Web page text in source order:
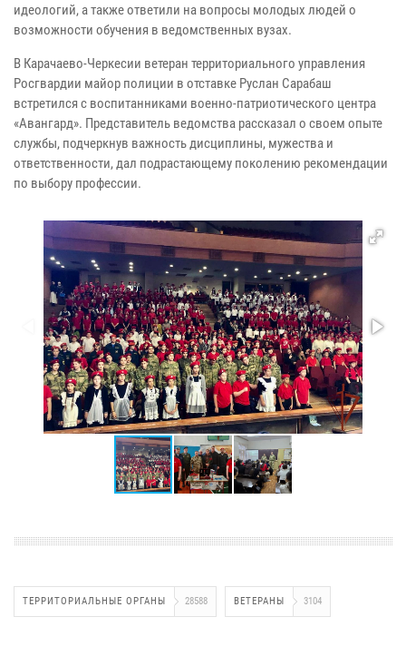
идеологий, а также ответили на вопросы молодых людей о
возможности обучения в ведомственных вузах.
В Карачаево-Черкесии ветеран территориального управления
Росгвардии майор полиции в отставке Руслан Сарабаш
встретился с воспитанниками военно-патриотического центра
«Авангард». Представитель ведомства рассказал о своем опыте
службы, подчеркнув важность дисциплины, мужества и
ответственности, дал подрастающему поколению рекомендации
по выбору профессии.
ТЕРРИТОРИАЛЬНЫЕ ОРГАНЫ 28588 ВЕТЕРАНЫ 3104